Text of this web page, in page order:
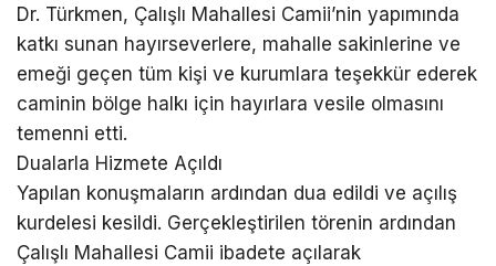
Dr. Türkmen, Çalışlı Mahallesi Camii’nin yapımında
katkı sunan hayırseverlere, mahalle sakinlerine ve
emeği geçen tüm kişi ve kurumlara teşekkür ederek
caminin bölge halkı için hayırlara vesile olmasını
temenni etti.
Dualarla Hizmete Açıldı
Yapılan konuşmaların ardından dua edildi ve açılış
kurdelesi kesildi. Gerçekleştirilen törenin ardından
Çalışlı Mahallesi Camii ibadete açılarak